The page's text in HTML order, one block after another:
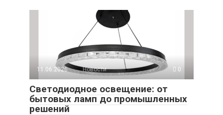
11.06.2026 Новости 0
Светодиодное освещение: от
бытовых ламп до промышленных
решений